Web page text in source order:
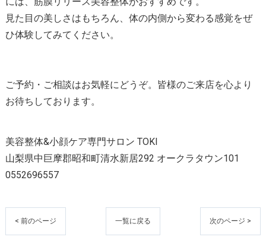
見た目の美しさはもちろん、体の内側から変わる感覚をぜ
ひ体験してみてください。
ご予約・ご相談はお気軽にどうぞ。皆様のご来店を心より
お待ちしております。
美容整体&小顔ケア専門サロン TOKI
山梨県中巨摩郡昭和町清水新居292 オークラタウン101
0552696557
< 前のページ 一覧に戻る 次のページ >